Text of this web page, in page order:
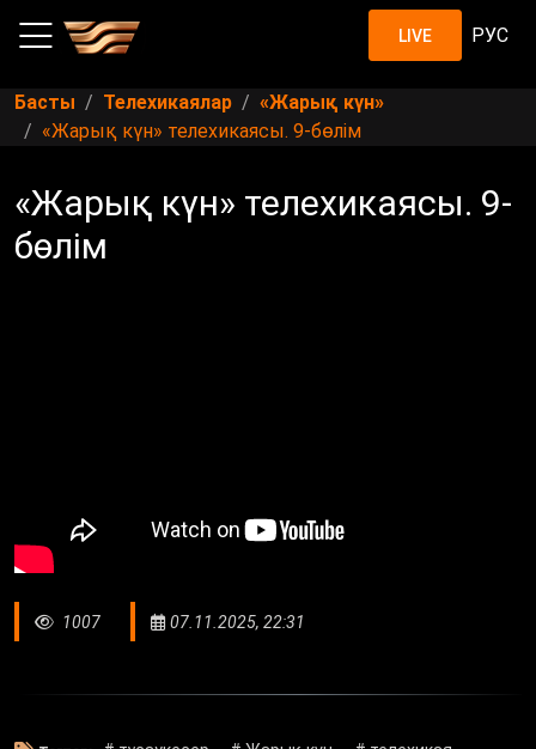
LIVE РУС
Басты Телехикаялар
«Жарық күн»
«Жарық күн» телехикаясы. 9-бөлім
«Жарық күн» телехикаясы. 9-
бөлім
1007 07.11.2025, 22:31